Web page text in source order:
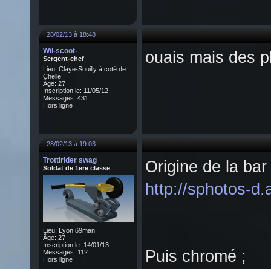
28/02/13 à 18:48
Wil-scoot-
Sergent-chef
Lieu: Claye-Souilly à coté de
Chelle
Âge: 27
Inscription le: 11/05/12
Messages: 431
Hors ligne
ouais mais des
28/02/13 à 19:03
Trottirider swag
Soldat de 1ere classe
Lieu: Lyon 69man
Âge: 27
Inscription le: 14/01/13
Messages: 112
Hors ligne
Origine de la
http://sphotos-
Puis chromé ;